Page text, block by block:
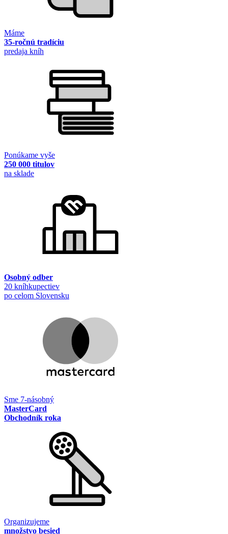
Máme
35-ročnú tradíciu
predaja kníh
Ponúkame vyše
250 000 titulov
na sklade
Osobný odber
20 kníhkupectiev
po celom Slovensku
Sme 7-násobný
MasterCard
Obchodník roka
Organizujeme
množstvo besied